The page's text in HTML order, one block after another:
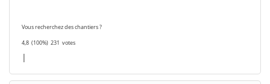
Vous recherchez des chantiers ?
4,8 (100%) 231 votes
|